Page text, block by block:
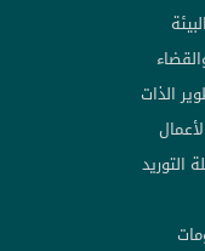
الذات
التوريد